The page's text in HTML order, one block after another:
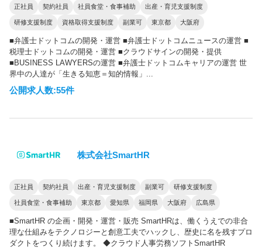
正社員 契約社員 社員食堂・食事補助 出産・育児支援制度
研修支援制度 資格取得支援制度 副業可 東京都 大阪府
■弁護士ドットコムの開発・運営 ■弁護士ドットコムニュースの運営 ■
税理士ドットコムの開発・運営 ■クラウドサインの開発・提供
■BUSINESS LAWYERSの運営 ■弁護士ドットコムキャリアの運営 世
界中の人達が「生きる知恵＝知的情報」...
公開求人数:55件
株式会社SmartHR
正社員 契約社員 出産・育児支援制度 副業可 研修支援制度
社員食堂・食事補助 東京都 愛知県 福岡県 大阪府 広島県
■SmartHR の企画・開発・運営・販売 SmartHRは、働くうえでの非合
理な仕組みをテクノロジーと創意工夫でハックし、歴史に名を残すプロ
ダクトをつくり続けます。 ◆クラウド人事労務ソフトSmartHR